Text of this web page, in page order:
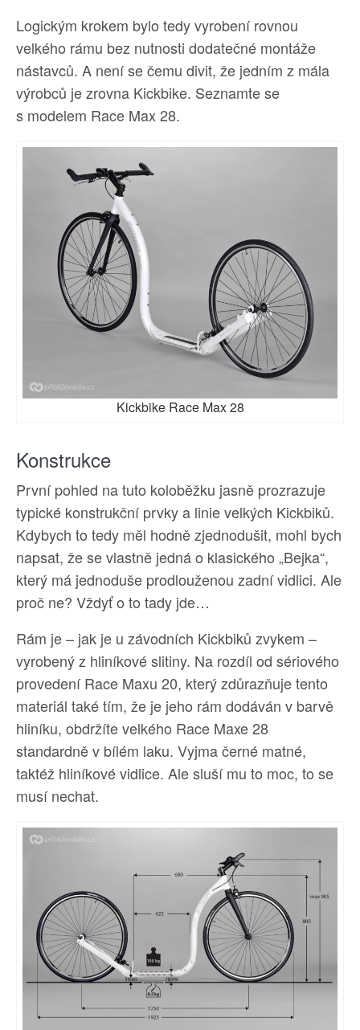
Logickým krokem bylo tedy vyrobení rovnou
velkého rámu bez nutnosti dodatečné montáže
nástavců. A není se čemu divit, že jedním z mála
výrobců je zrovna Kickbike. Seznamte se
s modelem Race Max 28.
Kickbike Race Max 28
Konstrukce
První pohled na tuto koloběžku jasně prozrazuje
typické konstrukční prvky a linie velkých Kickbiků.
Kdybych to tedy měl hodně zjednodušit, mohl bych
napsat, že se vlastně jedná o klasického „Bejka“,
který má jednoduše prodlouženou zadní vidlici. Ale
proč ne? Vždyť o to tady jde…
Rám je – jak je u závodních Kickbiků zvykem –
vyrobený z hliníkové slitiny. Na rozdíl od sériového
provedení Race Maxu 20, který zdůrazňuje tento
materiál také tím, že je jeho rám dodáván v barvě
hliníku, obdržíte velkého Race Maxe 28
standardně v bílém laku. Vyjma černé matné,
taktéž hliníkové vidlice. Ale sluší mu to moc, to se
musí nechat.